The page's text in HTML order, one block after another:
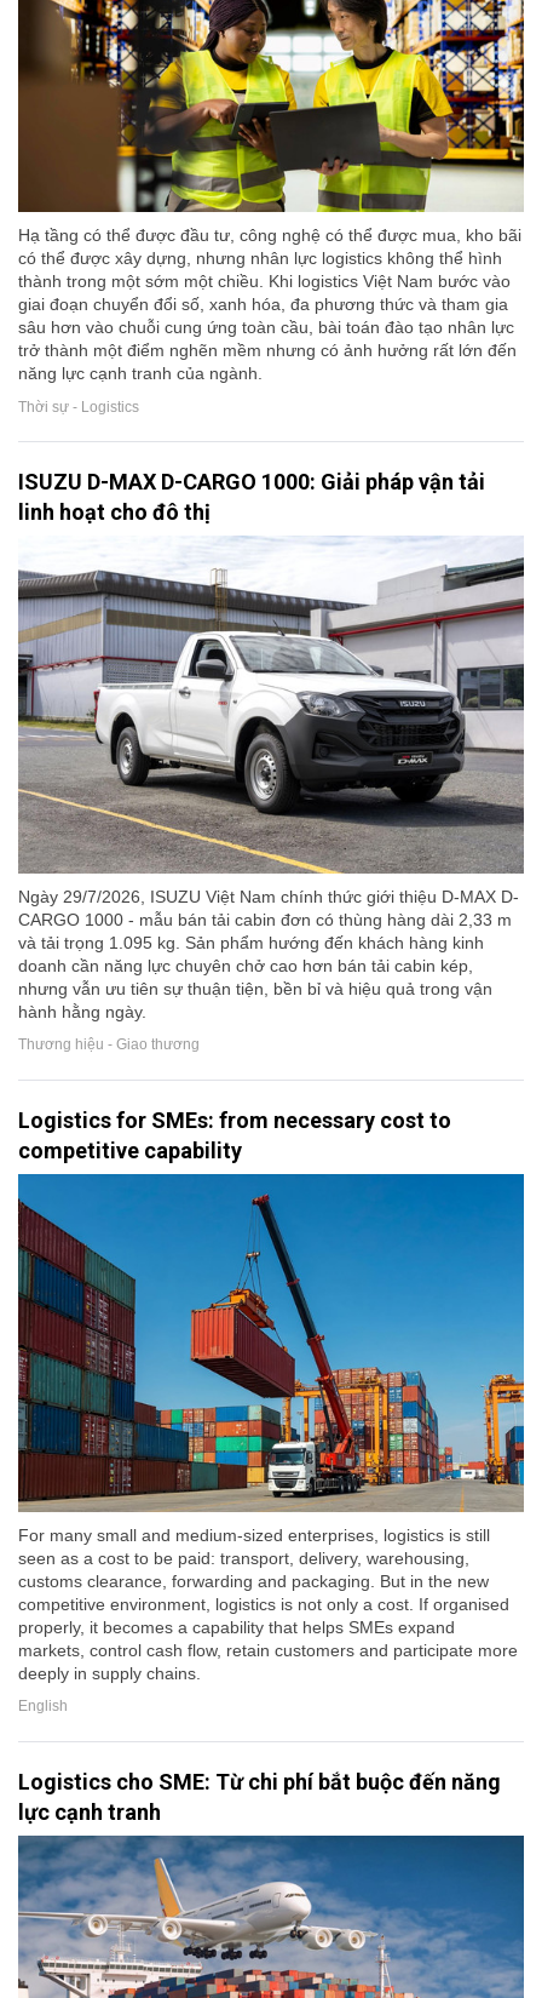
Hạ tầng có thể được đầu tư, công nghệ có thể được mua, kho bãi
có thể được xây dựng, nhưng nhân lực logistics không thể hình
thành trong một sớm một chiều. Khi logistics Việt Nam bước vào
giai đoạn chuyển đổi số, xanh hóa, đa phương thức và tham gia
sâu hơn vào chuỗi cung ứng toàn cầu, bài toán đào tạo nhân lực
trở thành một điểm nghẽn mềm nhưng có ảnh hưởng rất lớn đến
năng lực cạnh tranh của ngành.
Thời sự - Logistics
ISUZU D-MAX D-CARGO 1000: Giải pháp vận tải
linh hoạt cho đô thị
Ngày 29/7/2026, ISUZU Việt Nam chính thức giới thiệu D-MAX D-
CARGO 1000 - mẫu bán tải cabin đơn có thùng hàng dài 2,33 m
và tải trọng 1.095 kg. Sản phẩm hướng đến khách hàng kinh
doanh cần năng lực chuyên chở cao hơn bán tải cabin kép,
nhưng vẫn ưu tiên sự thuận tiện, bền bỉ và hiệu quả trong vận
hành hằng ngày.
Thương hiệu - Giao thương
Logistics for SMEs: from necessary cost to
competitive capability
For many small and medium-sized enterprises, logistics is still
seen as a cost to be paid: transport, delivery, warehousing,
customs clearance, forwarding and packaging. But in the new
competitive environment, logistics is not only a cost. If organised
properly, it becomes a capability that helps SMEs expand
markets, control cash flow, retain customers and participate more
deeply in supply chains.
English
Logistics cho SME: Từ chi phí bắt buộc đến năng
lực cạnh tranh